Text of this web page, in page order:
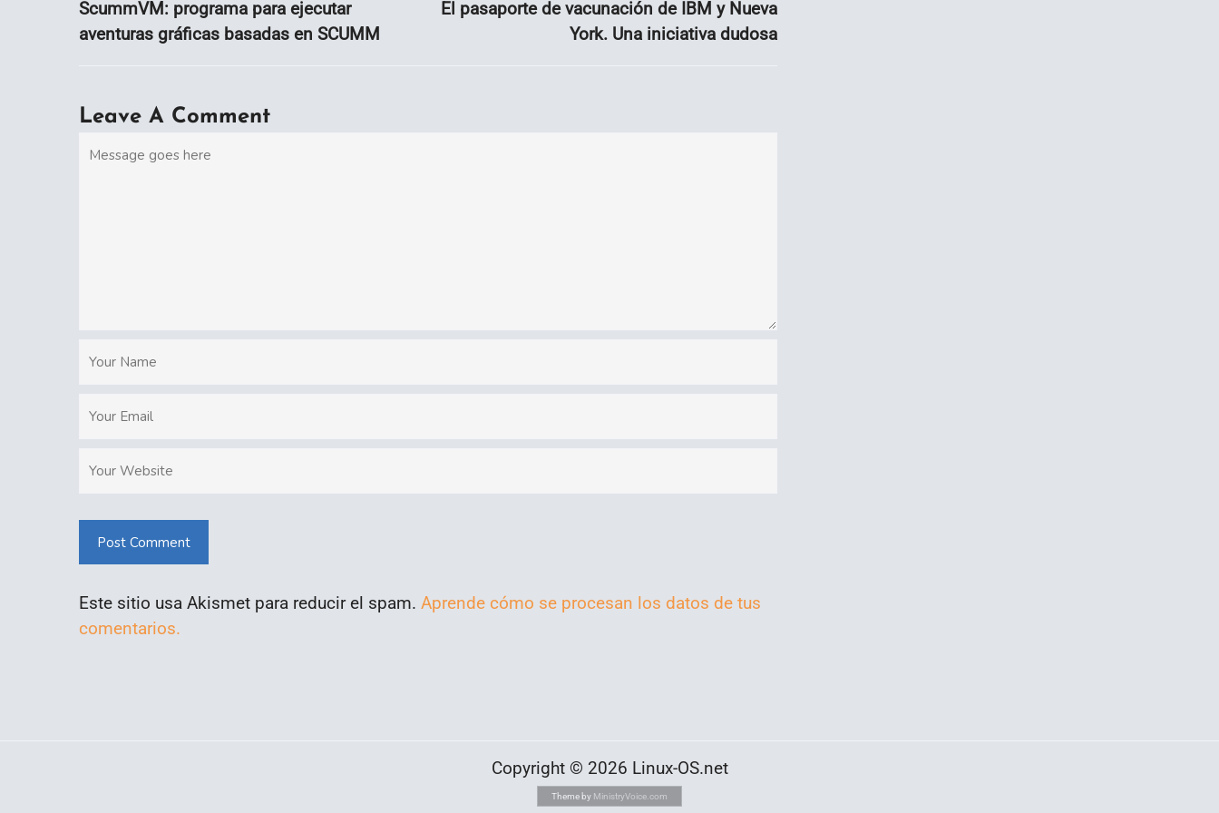
ScummVM: programa para ejecutar
aventuras gráficas basadas en SCUMM
El pasaporte de vacunación de IBM y Nueva
York. Una iniciativa dudosa
Leave A Comment
Post Comment
Este sitio usa Akismet para reducir el spam. Aprende cómo se procesan los datos de tus
comentarios.
Copyright © 2026 Linux-OS.net
Theme by MinistryVoice.com